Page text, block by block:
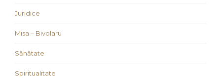
Juridice
Misa – Bivolaru
Sănătate
Spiritualitate